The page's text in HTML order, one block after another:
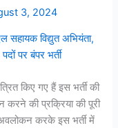
3, 2024
विद्युत अभियंता,
पर बंपर भर्ती
किए गए हैं इस भर्ती की
की प्रक्रिया की पूरी
करके इस भर्ती में